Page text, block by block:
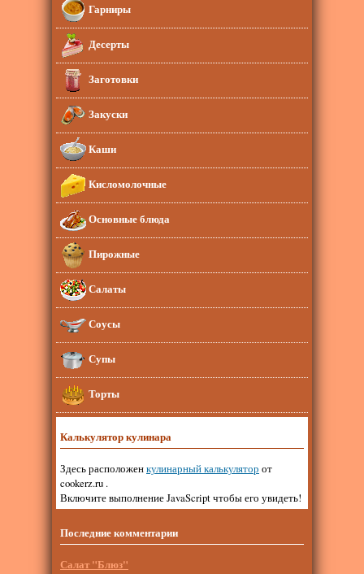
Гарниры
Десерты
Заготовки
Закуски
Каши
Кисломолочные
Основные блюда
Пирожные
Салаты
Соусы
Супы
Торты
Калькулятор кулинара
Здесь расположенкулинарный калькулятор от
cookerz.ru .
Включите выполнение JavaScript чтобы его увидеть!
Последние комментарии
Салат "Блюз"